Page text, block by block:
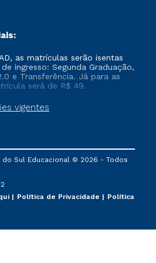
vigentes
as matrículas serão isentas
ingresso: Segunda Graduação,
e Transferência. Já para as
será de R$ 49.
do Sul Educacional © 2026 - Todos
Política de Privacidade
Política